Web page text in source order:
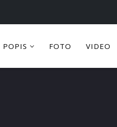
POPIS FOTO VIDEO